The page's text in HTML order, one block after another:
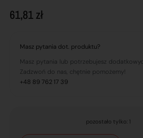
61,81zł
Masz pytania dot. produktu?
Masz pytania lub potrzebujesz
Zadzwoń do nas, chętnie pomożemy!
+48 89 762 17 39
pozostało tylko: 1